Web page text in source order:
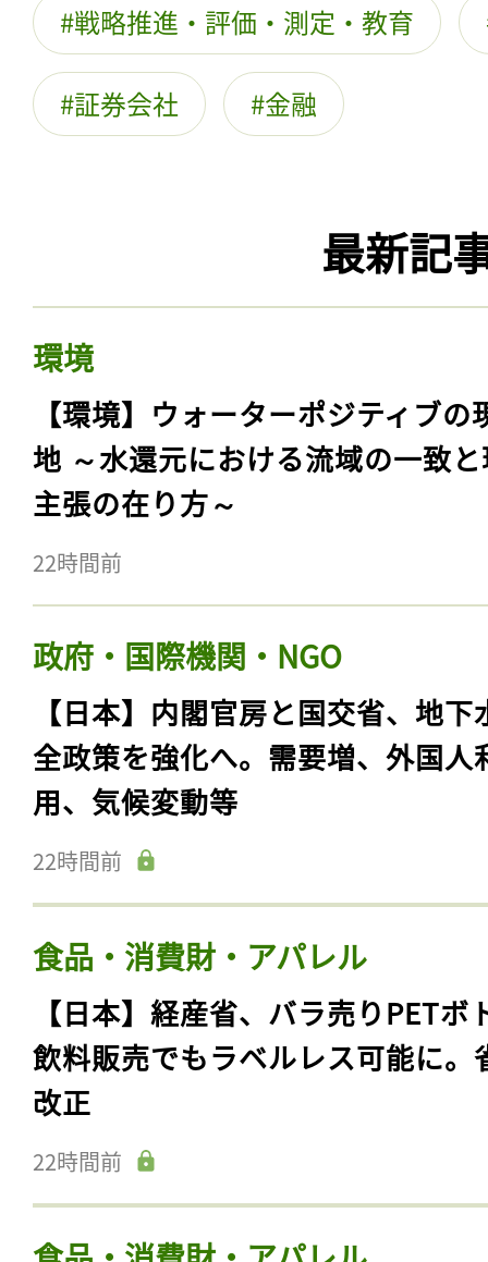
戦略推進・評価・測定・教育
証券会社 金融
最新記
環境
【環境】ウォーターポジティブの
地 ～水還元における流域の一致
主張の在り方～
22時間前
政府・国際機関・NGO
【日本】内閣官房と国交省、地下
全政策を強化へ。需要増、外国人
用、気候変動等
22時間前
食品・消費財・アパレル
【日本】経産省、バラ売りPETボ
飲料販売でもラベルレス可能に。
改正
22時間前